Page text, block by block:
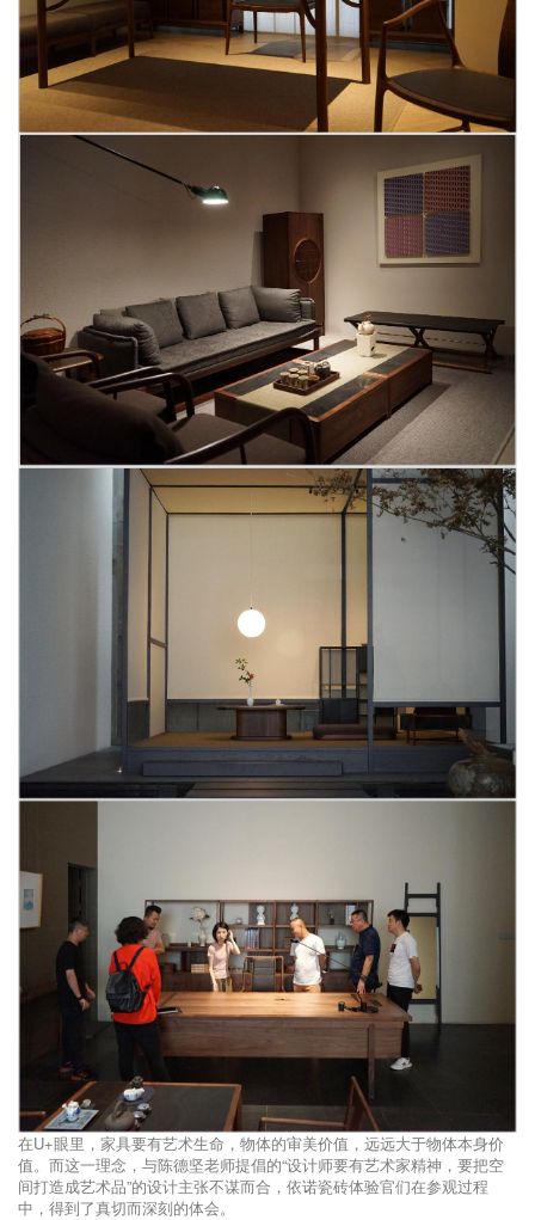
在U+眼里，家具要有艺术生命，物体的审美价值，远远大于物体本身价
值。而这一理念，与陈德坚老师提倡的“设计师要有艺术家精神，要把空
间打造成艺术品”的设计主张不谋而合，依诺瓷砖体验官们在参观过程
中，得到了真切而深刻的体会。